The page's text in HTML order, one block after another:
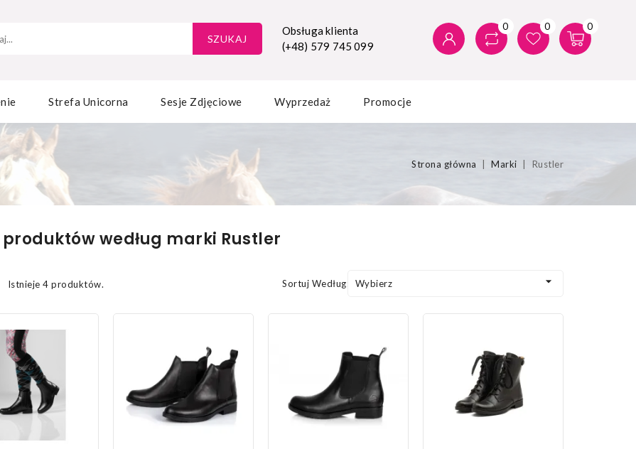
0
0
0
SZUKAJ
Obsługa klienta
(+48) 579 745 099
Strefa Unicorna Sesje Zdjęciowe Wyprzedaż Promocje
Strona główna Marki Rustler
produktów według marki Rustler
Istnieje 4 produktów. Sortuj Według: Wybierz 